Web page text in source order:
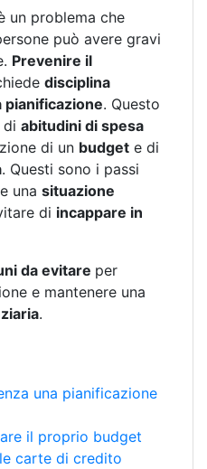
un problema che
può avere gravi
Prevenire il
disciplina
pianificazione. Questo
di abitudini di spesa
di un budget e di
. Questi sono i passi
una situazione
di incappare in
da evitare per
e mantenere una
.
una pianificazione
il proprio budget
carte di credito